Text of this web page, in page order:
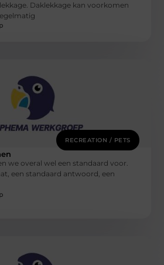
Daklekkage kan voorkomen
RECREATION / PETS
we overal wel een standaard voor.
een standaard antwoord, een